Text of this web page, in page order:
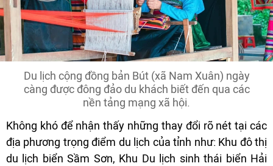
Du lịch cộng đồng bản Bút (xã Nam Xuân) ngày
càng được đông đảo du khách biết đến qua các
nền tảng mạng xã hội.
Không khó để nhận thấy những thay đổi rõ nét tại các
địa phương trọng điểm du lịch của tỉnh như: Khu đô thị
du lịch biển Sầm Sơn, Khu Du lịch sinh thái biển Hải